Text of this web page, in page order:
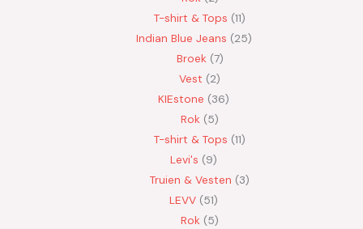
T-shirt & Tops 11
Indian Blue Jeans 25
Broek 7
Vest
2
KIEstone
36
Rok 5
T-shirt & Tops 11
Levi's
9
Truien & Vesten
3
LEVV 51
Rok 5